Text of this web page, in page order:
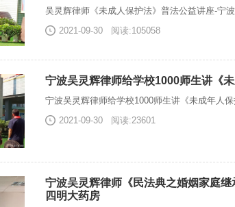
吴灵辉律师《未成人保护法》普法公益讲座-宁
2021-09-30 阅读:105058
宁波吴灵辉律师给学校1000师生讲《未
宁波吴灵辉律师给学校1000师生讲《未成年人保
2021-09-30 阅读:23601
宁波吴灵辉律师《民法典之婚姻家庭
四明大药房